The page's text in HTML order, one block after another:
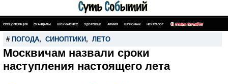
СПЕЦОПЕРАЦИЯ СКАНДАЛЫ ШОУ-БИЗНЕС ЗДОРОВЬЕ АРМИЯ ШПИОНАЖ НЕКРОЛОГ ПОИСК ПО САЙТУ
# ПОГОДА, СИНОПТИКИ , ЛЕТО
Москвичам назвали сроки
наступления настоящего лета